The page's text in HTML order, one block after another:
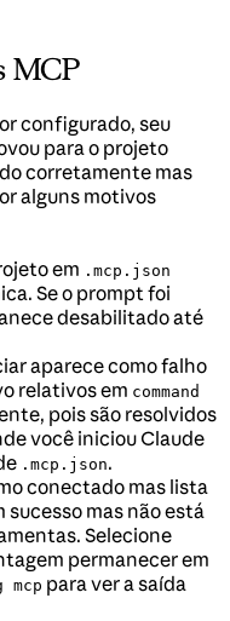
MCP
configurado, seu
para o projeto
corretamente mas
alguns motivos
em .mcp.json
Se o prompt foi
desabilitado até
aparece como falho
relativos em command
pois são resolvidos
você iniciou Claude
.mcp.json.
conectado mas lista
mas não está
Selecione
permanecer em
mcp para ver a saída